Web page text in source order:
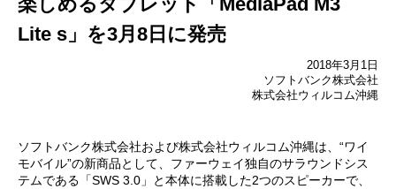
Lite s」を3月8日に発売
2018年3月1日
ソフトバンク株式会社
株式会社ウィルコム沖縄
ソフトバンク株式会社および株式会社ウィルコム沖縄は、“ワイ
モバイル”の新商品として、ファーウェイ独自のサラウンドシス
テムである「SWS 3.0」と本体に搭載した2つのスピーカーで、